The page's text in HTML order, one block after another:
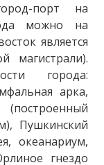
порт на
можно на
является
магистрали).
города:
арка,
Пушкинский
океанариум,
гнездо